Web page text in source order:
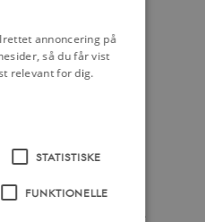
nuværende Thyborøn.
Agger.
på et tidspunkt.
1,88 meter (6 fod).
kysten syd for Limfjorden.
annoncering på
så du får vist
relevant for dig.
STATISTISKE
FUNKTIONELLE